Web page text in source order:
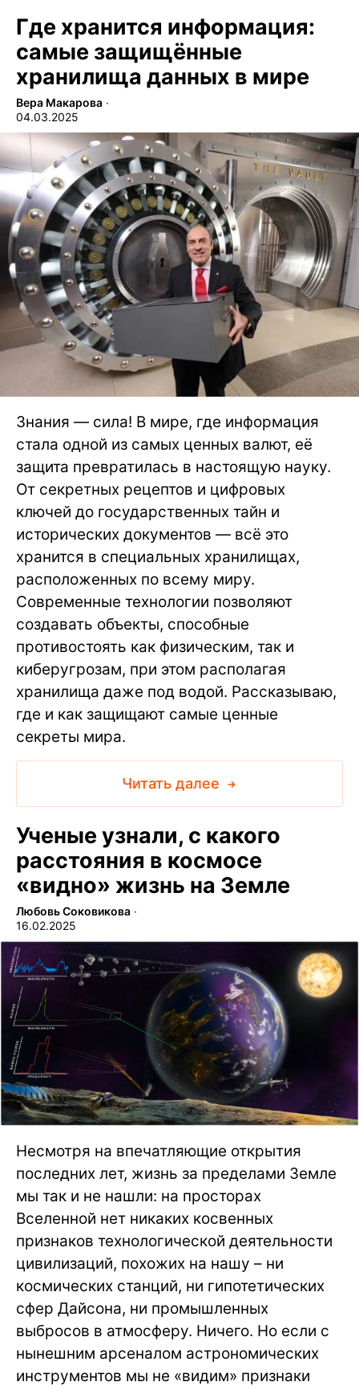
Где хранится информация:
самые защищённые
хранилища данных в мире
Вера Макарова ∙
04.03.2025
Знания — сила! В мире, где информация
стала одной из самых ценных валют, её
защита превратилась в настоящую науку.
От секретных рецептов и цифровых
ключей до государственных тайн и
исторических документов — всё это
хранится в специальных хранилищах,
расположенных по всему миру.
Современные технологии позволяют
создавать объекты, способные
противостоять как физическим, так и
киберугрозам, при этом располагая
хранилища даже под водой. Рассказываю,
где и как защищают самые ценные
секреты мира.
Читать далее
Ученые узнали, с какого
расстояния в космосе
«видно» жизнь на Земле
Любовь Соковикова ∙
16.02.2025
Несмотря на впечатляющие открытия
последних лет, жизнь за пределами Земле
мы так и не нашли: на просторах
Вселенной нет никаких косвенных
признаков технологической деятельности
цивилизаций, похожих на нашу – ни
космических станций, ни гипотетических
сфер Дайсона, ни промышленных
выбросов в атмосферу. Ничего. Но если с
нынешним арсеналом астрономических
инструментов мы не «видим» признаки